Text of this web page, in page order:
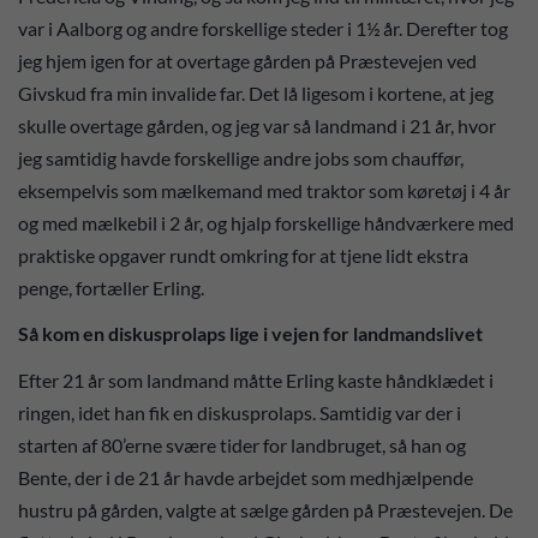
var i Aalborg og andre forskellige steder i 1½ år. Derefter tog
jeg hjem igen for at overtage gården på Præstevejen ved
Givskud fra min invalide far. Det lå ligesom i kortene, at jeg
skulle overtage gården, og jeg var så landmand i 21 år, hvor
jeg samtidig havde forskellige andre jobs som chauffør,
eksempelvis som mælkemand med traktor som køretøj i 4 år
og med mælkebil i 2 år, og hjalp forskellige håndværkere med
praktiske opgaver rundt omkring for at tjene lidt ekstra
penge, fortæller Erling.
Så kom en diskusprolaps lige i vejen for landmandslivet
Efter 21 år som landmand måtte Erling kaste håndklædet i
ringen, idet han fik en diskusprolaps. Samtidig var der i
starten af 80’erne svære tider for landbruget, så han og
Bente, der i de 21 år havde arbejdet som medhjælpende
hustru på gården, valgte at sælge gården på Præstevejen. De